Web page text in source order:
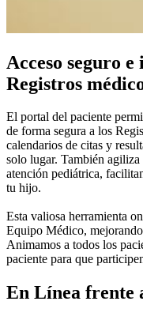
Acceso seguro
Registros
El portal del paciente
de forma segura a los
calendarios de citas y
solo lugar. También
atención pediátrica,
tu hijo.
Esta valiosa herramienta
Equipo Médico,
Animamos a todos los
paciente para que
En Línea frente